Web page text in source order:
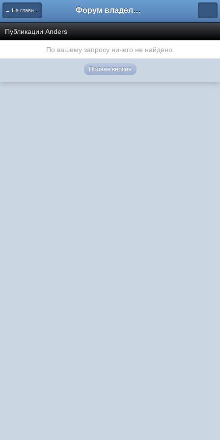
← На главную Форум владельцев интернет-магазинов
Публикации Anders
По вашему запросу ничего не найдено.
Полная версия